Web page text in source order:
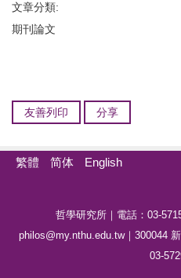
文章分類:
期刊論文
友善列印 分享
繁體 简体 English
哲學研究所｜電話：03-
philos@my.nthu.edu.tw｜300044
03-